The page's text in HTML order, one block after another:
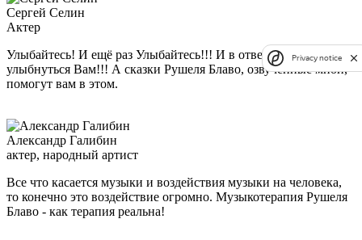
Сергей Селин
Актер
Улыбайтесь! И ещё раз Улыбайтесь!!! И в ответ обязательно,
улыбнуться Вам!!! А сказки Рушеля Блаво, озвученные мной,
помогут вам в этом.
Александр Галибин
актер, народный артист
Все что касается музыки и воздействия музыки на человека,
то конечно это воздействие огромно. Музыкотерапия Рушеля
Блаво - как терапия реальна!
Privacy notice